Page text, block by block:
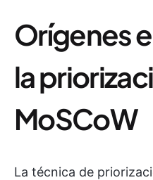
Orígenes
la
MoSCoW
La técnica de